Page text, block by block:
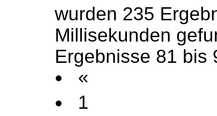
wurden 235
Millisekunden
Ergebnisse 81 bis
«
1